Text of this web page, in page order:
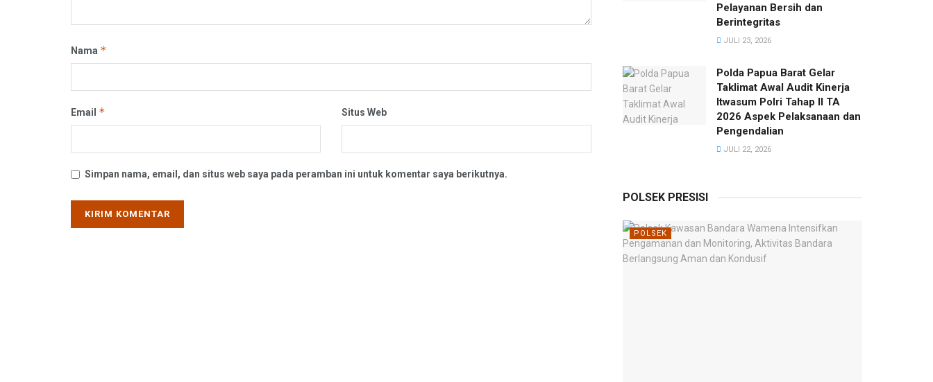
Nama *
Email * Situs Web
Simpan nama, email, dan situs web saya pada peramban ini untuk komentar saya berikutnya.
Pelayanan Bersih dan
Berintegritas
JULI 23, 2026
Polda Papua Barat Gelar
Taklimat Awal Audit Kinerja
Itwasum Polri Tahap II TA
2026 Aspek Pelaksanaan dan
Pengendalian
JULI 22, 2026
POLSEK PRESISI
POLSEK